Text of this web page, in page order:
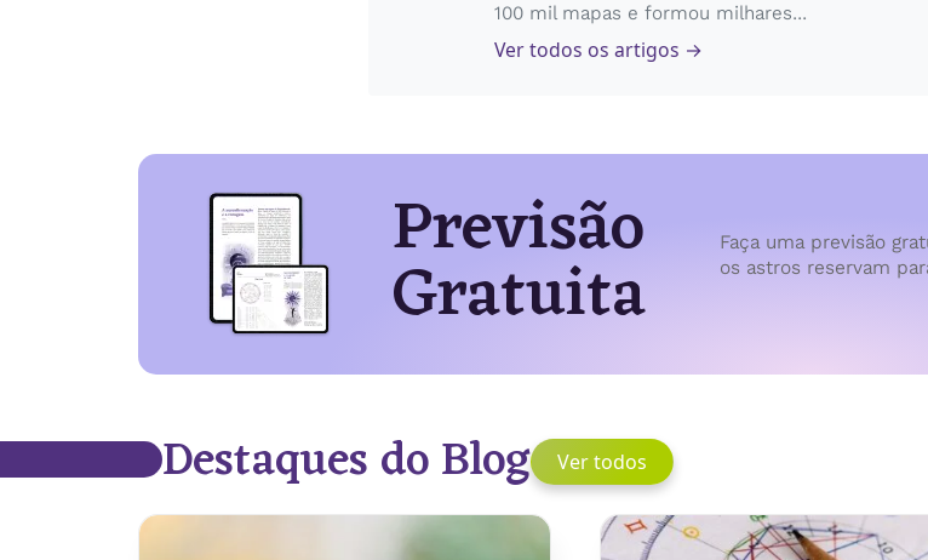
100 mil mapas e formou milhares...
Ver todos os artigos →
Previsão
Gratuita
Faça uma previsão
os astros reservam
Destaques do Blog Ver todos